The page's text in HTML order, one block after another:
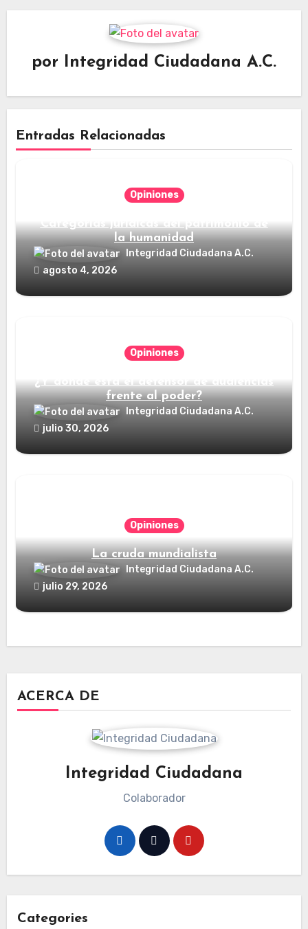
por Integridad Ciudadana A.C.
Entradas Relacionadas
Opiniones
Categorías jurídicas del patrimonio de
la humanidad
Integridad Ciudadana A.C.
agosto 4, 2026
Opiniones
¿Y dónde está el defensor de audiencias
frente al poder?
Integridad Ciudadana A.C.
julio 30, 2026
Opiniones
La cruda mundialista
Integridad Ciudadana A.C.
julio 29, 2026
ACERCA DE
Integridad Ciudadana
Colaborador
Categories